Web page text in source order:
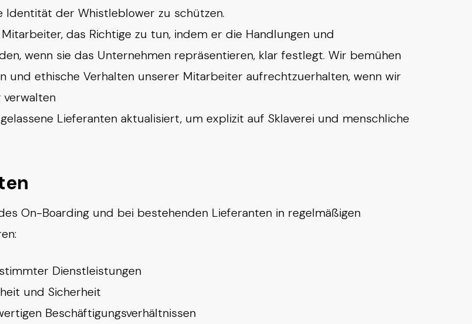
Identität der Whistleblower zu schützen.
das Richtige zu tun, indem er die Handlungen und
wenn sie das Unternehmen repräsentieren, klar festlegt. Wir bemühen
und ethische Verhalten unserer Mitarbeiter aufrechtzuerhalten, wenn wir
Lieferanten aktualisiert, um explizit auf Sklaverei und menschliche
On-Boarding und bei bestehenden Lieferanten in regelmäßigen
Dienstleistungen
und Sicherheit
Beschäftigungsverhältnissen